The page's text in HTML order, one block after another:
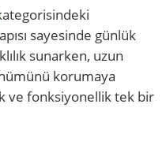
sayesinde günlük
sunarken, uzun
korumaya
ve fonksiyonellik tek bir